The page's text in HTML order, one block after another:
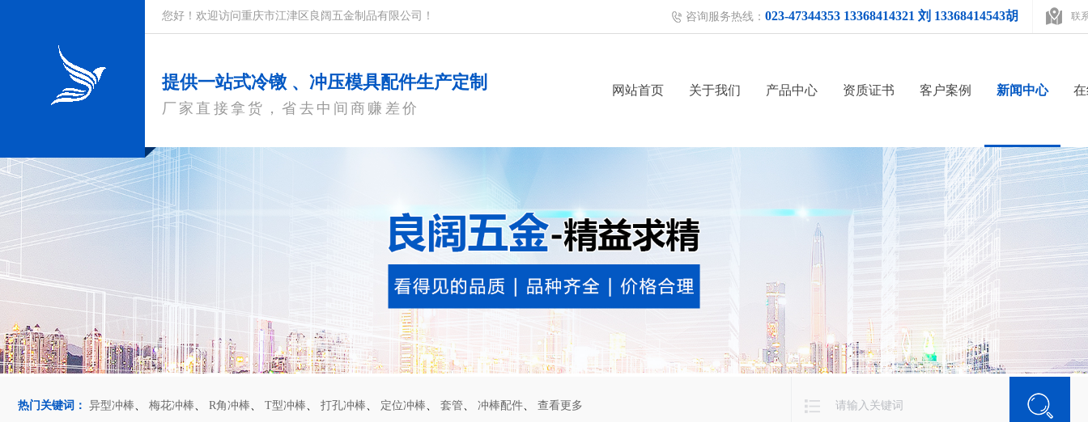
您好！欢迎访问重庆市江津区良阔五金制品有限公司！ 咨询服务热线： 023-47344353 13368414321 刘 13368414543胡 联
提供一站式冷镦 、冲压模具配件生产定制
厂家直接拿货，省去中间商赚差价
网站首页 关于我们 产品中心 资质证书 客户案例 新闻中心
热门关键词： 异型冲棒、 梅花冲棒、 R角冲棒、 T型冲棒、 打孔冲棒、 定位冲棒、 套管、 冲棒配件、 查看更多